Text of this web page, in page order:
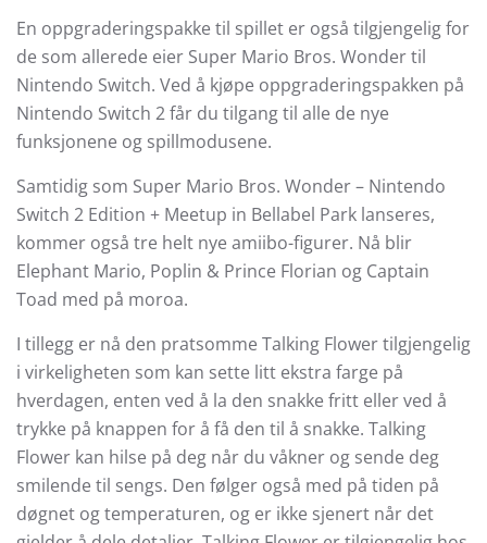
En oppgraderingspakke til spillet er også tilgjengelig for
de som allerede eier Super Mario Bros. Wonder til
Nintendo Switch. Ved å kjøpe oppgraderingspakken på
Nintendo Switch 2 får du tilgang til alle de nye
funksjonene og spillmodusene.
Samtidig som Super Mario Bros. Wonder – Nintendo
Switch 2 Edition + Meetup in Bellabel Park lanseres,
kommer også tre helt nye amiibo-figurer. Nå blir
Elephant Mario, Poplin & Prince Florian og Captain
Toad med på moroa.
I tillegg er nå den pratsomme Talking Flower tilgjengelig
i virkeligheten som kan sette litt ekstra farge på
hverdagen, enten ved å la den snakke fritt eller ved å
trykke på knappen for å få den til å snakke. Talking
Flower kan hilse på deg når du våkner og sende deg
smilende til sengs. Den følger også med på tiden på
døgnet og temperaturen, og er ikke sjenert når det